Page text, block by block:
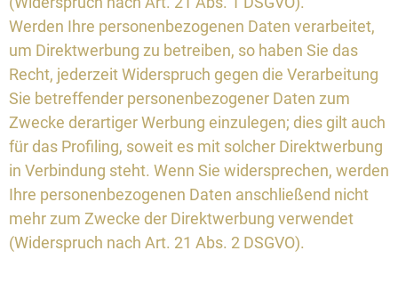
Werden Ihre personenbezogenen Daten verarbeitet,
um Direktwerbung zu betreiben, so haben Sie das
Recht, jederzeit Widerspruch gegen die Verarbeitung
Sie betreffender personenbezogener Daten zum
Zwecke derartiger Werbung einzulegen; dies gilt auch
für das Profiling, soweit es mit solcher Direktwerbung
in Verbindung steht. Wenn Sie widersprechen, werden
Ihre personenbezogenen Daten anschließend nicht
mehr zum Zwecke der Direktwerbung verwendet
(Widerspruch nach Art. 21 Abs. 2 DSGVO).